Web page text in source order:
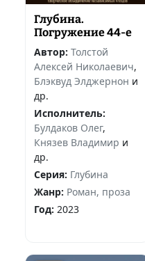
Глубина.
Погружение 44-е
Автор: Толстой
Алексей Николаевич,
Блэквуд Элджернон и
др.
Исполнитель:
Булдаков Олег,
Князев Владимир и
др.
Серия: Глубина
Жанр: Роман, проза
Год: 2023